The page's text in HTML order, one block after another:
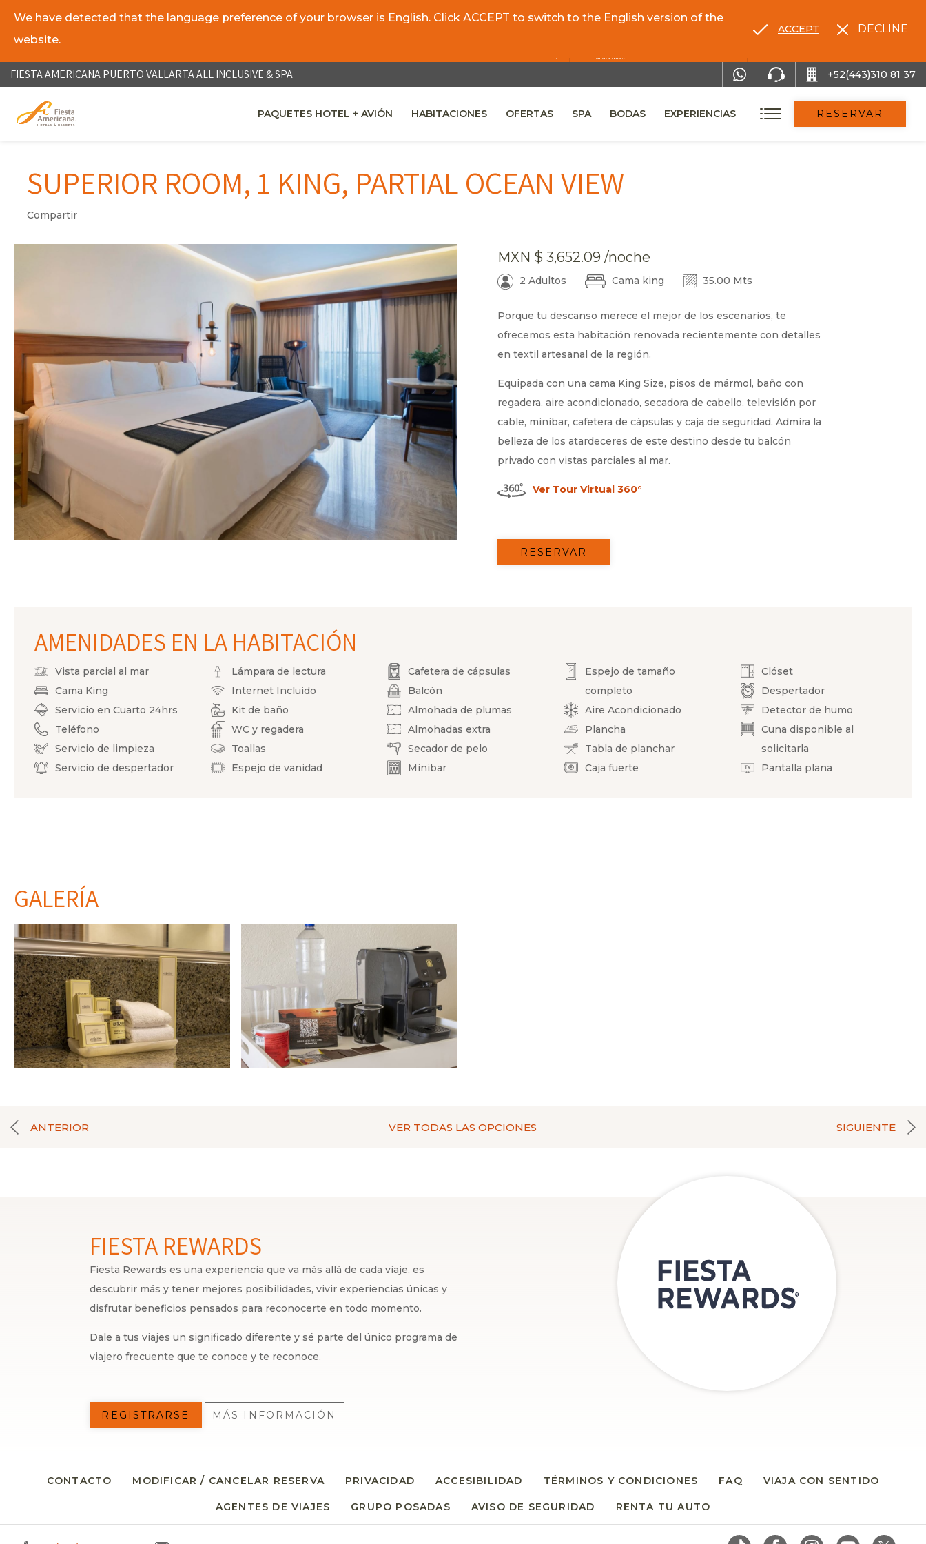
FIESTA AMERICANA PUERTO VALLARTA ALL INCLUSIVE & SPA +52(443)310 81 37
PAQUETES HOTEL + AVIÓN HABITACIONES OFERTAS SPA BODAS EXPERIENCIAS RESERVAR
We have detected that the language preference of your browser is English. Click ACCEPT to switch to the English version of the
website.
ACCEPT DECLINE
SUPERIOR ROOM, 1 KING, PARTIAL OCEAN VIEW
Compartir
MXN $ 3,652.09 /noche
2 Adultos Cama king 35.00 Mts
Porque tu descanso merece el mejor de los escenarios, te
ofrecemos esta habitación renovada recientemente con detalles
en textil artesanal de la región.
Equipada con una cama King Size, pisos de mármol, baño con
regadera, aire acondicionado, secadora de cabello, televisión por
cable, minibar, cafetera de cápsulas y caja de seguridad. Admira la
belleza de los atardeceres de este destino desde tu balcón
privado con vistas parciales al mar.
Ver Tour Virtual 360°
RESERVAR
AMENIDADES EN LA HABITACIÓN
Vista parcial al mar
Cama King
Servicio en Cuarto 24hrs
Teléfono
Servicio de limpieza
Servicio de despertador
Lámpara de lectura
Internet Incluido
Kit de baño
WC y regadera
Toallas
Espejo de vanidad
Cafetera de cápsulas
Balcón
Almohada de plumas
Almohadas extra
Secador de pelo
Minibar
Espejo de tamaño
completo
Aire Acondicionado
Plancha
Tabla de planchar
Caja fuerte
Clóset
Despertador
Detector de humo
Cuna disponible al
solicitarla
Pantalla plana
GALERÍA
ANTERIOR VER TODAS LAS OPCIONES SIGUIENTE
FIESTA REWARDS
Fiesta Rewards es una experiencia que va más allá de cada viaje, es
descubrir más y tener mejores posibilidades, vivir experiencias únicas y
disfrutar beneficios pensados para reconocerte en todo momento.
Dale a tus viajes un significado diferente y sé parte del único programa de
viajero frecuente que te conoce y te reconoce.
REGISTRARSE MÁS INFORMACIÓN
CONTACTO MODIFICAR / CANCELAR RESERVA PRIVACIDAD ACCESIBILIDAD TÉRMINOS Y CONDICIONES FAQ VIAJA CON SENTIDO
AGENTES DE VIAJES GRUPO POSADAS AVISO DE SEGURIDAD RENTA TU AUTO